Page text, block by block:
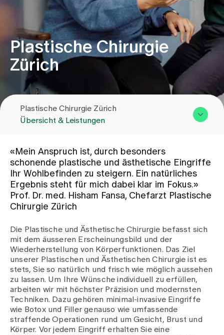
Zuweisende
Events
Über uns
Aktuelles
Jobs & Karriere
Babygalerie
Blog
Medien
Publikationen
Plastische Chirurgie
Zürich
Plastische Chirurgie Zürich
Übersicht & Leistungen
Übersicht & Leistungen
Team
Zuweisende
Kontakt
«Mein Anspruch ist, durch besonders
schonende plastische und ästhetische Eingriffe
Ihr Wohlbefinden zu steigern. Ein natürliches
Ergebnis steht für mich dabei klar im Fokus.»
Prof. Dr. med. Hisham Fansa, Chefarzt Plastische
Chirurgie Zürich
Die Plastische und Ästhetische Chirurgie befasst sich
mit dem äusseren Erscheinungsbild und der
Wiederherstellung von Körperfunktionen. Das Ziel
unserer Plastischen und Ästhetischen Chirurgie ist es
stets, Sie so natürlich und frisch wie möglich aussehen
zu lassen. Um Ihre Wünsche individuell zu erfüllen,
arbeiten wir mit höchster Präzision und modernsten
Techniken. Dazu gehören minimal-invasive Eingriffe
wie Botox und Filler genauso wie umfassende
straffende Operationen rund um Gesicht, Brust und
Körper. Vor jedem Eingriff erhalten Sie eine